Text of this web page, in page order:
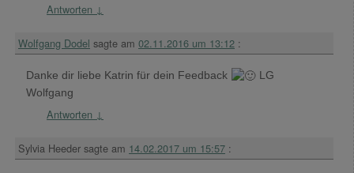
Antworten ↓
Wolfgang Dodel sagte am 02.11.2016 um 13:12 :
Danke dir liebe Katrin für dein Feedback
LG
Wolfgang
Antworten ↓
Sylvia Heeder sagte am 14.02.2017 um 15:57 :